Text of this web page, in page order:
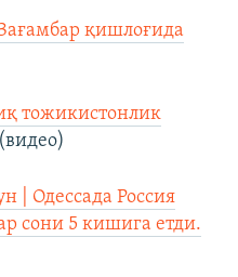
қишлоғида
тожикистонлик
(видео)
| Одессада Россия
сони 5 кишига етди.